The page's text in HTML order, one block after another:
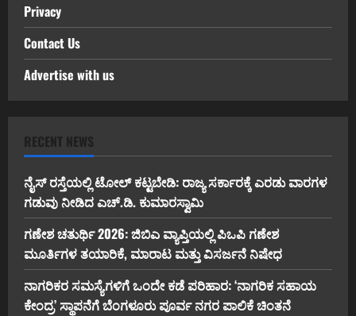
Privacy
Contact Us
Advertise with us
RECENT NEWS
ನೈಸ್ ರಸ್ತೆಯಲ್ಲಿ ಟೋಲ್ ಕಟ್ಟಬೇಡಿ: ರಾಜ್ಯ ಸರ್ಕಾರಕ್ಕೆ ಎರಡು ವಾರಗಳ
ಗಡುವು ನೀಡಿದ ಎಚ್.ಡಿ. ಕುಮಾರಸ್ವಾಮಿ
ಗಣೇಶ ಚತುರ್ಥಿ 2026: ಜಿಬಿಎ ವ್ಯಾಪ್ತಿಯಲ್ಲಿ ಪಿಒಪಿ ಗಣೇಶ
ಮೂರ್ತಿಗಳ ತಯಾರಿಕೆ, ಮಾರಾಟ ಮತ್ತು ವಿಸರ್ಜನೆ ನಿಷೇಧ
ನಾಗರಿಕರ ಸಮಸ್ಯೆಗಳಿಗೆ ಒಂದೇ ಕಡೆ ಪರಿಹಾರ: ‘ನಾಗರಿಕ ಸಹಾಯ
ಕೇಂದ್ರ’ ಸ್ಥಾಪನೆಗೆ ಬೆಂಗಳೂರು ಪೂರ್ವ ನಗರ ಪಾಲಿಕೆ ಚಿಂತನೆ